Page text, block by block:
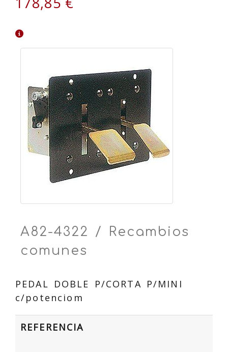
A82-4322 / Recambios
comunes
PEDAL DOBLE P/CORTA P/MINI
c/potenciom
REFERENCIA